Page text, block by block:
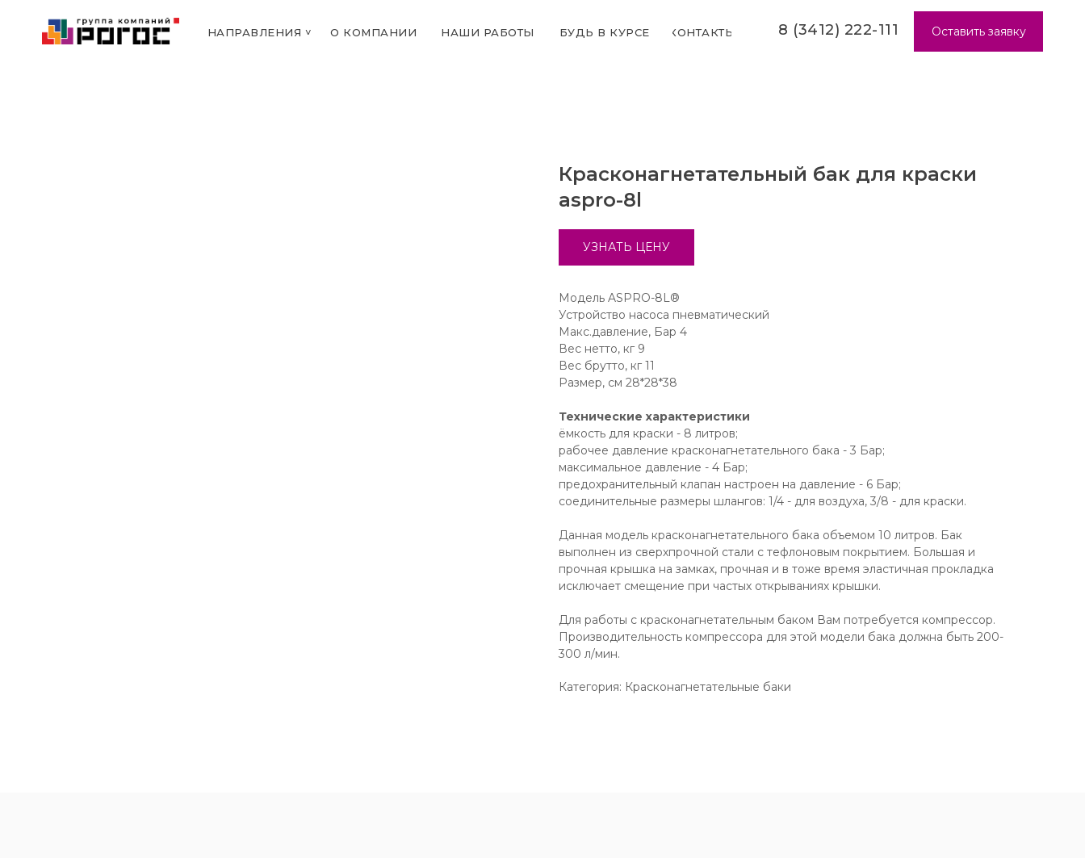
Оставить заявку
8 (3412) 222-111
НАПРАВЛЕНИЯ ˅ О КОМПАНИИ НАШИ РАБОТЫ КОНТАКТЫ
БУДЬ В КУРСЕ
Красконагнетательный бак для краски
aspro-8l
УЗНАТЬ ЦЕНУ
Модель ASPRO-8L®
Устройство насоса пневматический
Макс.давление, Бар 4
Вес нетто, кг 9
Вес брутто, кг 11
Размер, см 28*28*38
Технические характеристики
ёмкость для краски - 8 литров;
рабочее давление красконагнетательного бака - 3 Бар;
максимальное давление - 4 Бар;
предохранительный клапан настроен на давление - 6 Бар;
соединительные размеры шлангов: 1/4 - для воздуха, 3/8 - для краски.
Данная модель красконагнетательного бака объемом 10 литров. Бак
выполнен из сверхпрочной стали с тефлоновым покрытием. Большая и
прочная крышка на замках, прочная и в тоже время эластичная прокладка
исключает смещение при частых открываниях крышки.
Для работы с красконагнетательным баком Вам потребуется компрессор.
Производительность компрессора для этой модели бака должна быть 200-
300 л/мин.
Категория: Красконагнетательные баки